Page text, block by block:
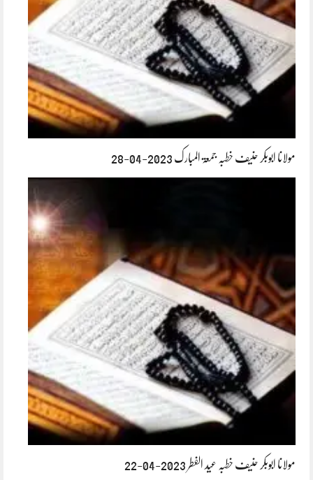
مولانا ابوبکر حنیف خطبہ جمعۃ المبارک 2023-04-28
مولانا ابوبکر حنیف خطبہ عید الفطر 2023-04-22